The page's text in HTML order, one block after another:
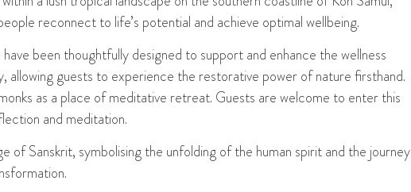
reconnect to life’s potential and achieve optimal wellbeing.
been thoughtfully designed to support and enhance the wellness
allowing guests to experience the restorative power of nature firsthand.
as a place of meditative retreat. Guests are welcome to enter this
and meditation.
of Sanskrit, symbolising the unfolding of the human spirit and the journey